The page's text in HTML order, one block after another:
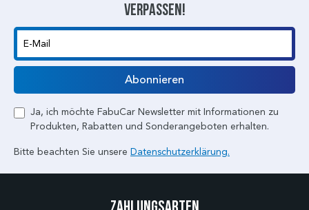
verpassen!
E-Mail
Abonnieren
Ja, ich möchte FabuCar Newsletter mit Informationen zu
Produkten, Rabatten und Sonderangeboten erhalten.
Bitte beachten Sie unsere Datenschutzerklärung.
Zahlungsarten